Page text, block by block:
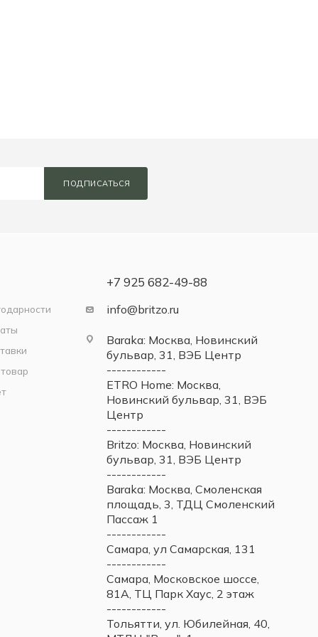
ПОДПИСАТЬСЯ
+7 925 682-49-88
info@britzo.ru
Baraka: Москва, Новинский
бульвар, 31, ВЭБ Центр
------------
ETRO Home: Москва,
Новинский бульвар, 31, ВЭБ
Центр
------------
Britzo: Москва, Новинский
бульвар, 31, ВЭБ Центр
------------
Baraka: Москва, Смоленская
площадь, 3, ТДЦ Смоленский
Пассаж 1
------------
Самара, ул Самарская, 131
------------
Самара, Московское шоссе,
81А, ТЦ Парк Хаус, 2 этаж
------------
Тольятти, ул. Юбилейная, 40,